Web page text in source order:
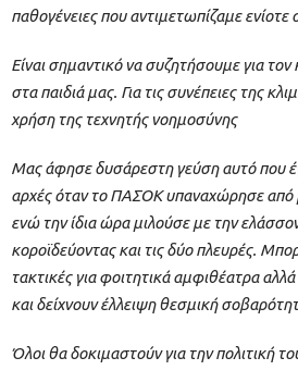
παθογένειες που αντιμετωπίζαμε ενίοτε
Είναι σημαντικό να συζητήσουμε για
στα παιδιά μας. Για τις συνέπειες της
χρήση της τεχνητής νοημοσύνης
Μας άφησε δυσάρεστη γεύση αυτό που
αρχές όταν το ΠΑΣΟΚ υπαναχώρησε από
ενώ την ίδια ώρα μιλούσε με την
κοροϊδεύοντας και τις δύο πλευρές.
τακτικές για φοιτητικά αμφιθέατρα
και δείχνουν έλλειψη θεσμική
Όλοι θα δοκιμαστούν για την πολιτική